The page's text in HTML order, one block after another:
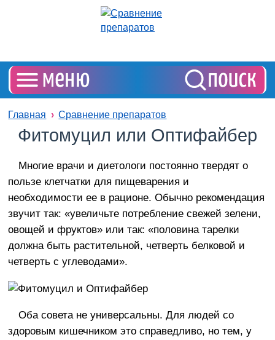
Главная Сравнение препаратов
Фитомуцил или Оптифайбер
Многие врачи и диетологи постоянно твердят о
пользе клетчатки для пищеварения и
необходимости ее в рационе. Обычно рекомендация
звучит так: «увеличьте потребление свежей зелени,
овощей и фруктов» или так: «половина тарелки
должна быть растительной, четверть белковой и
четверть с углеводами».
Оба совета не универсальны. Для людей со
здоровым кишечником это справедливо, но тем, у